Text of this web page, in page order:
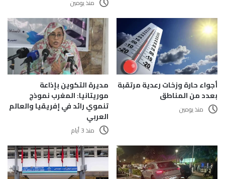
منذ يومين
أجواء حارة وزخات رعدية مرتقبة
بعدد من المناطق
منذ يومين
مديرة التكوين بإذاعة
موريتانيا: المغرب نموذج
تنموي رائد في إفريقيا والعالم
العربي
منذ 3 أيام